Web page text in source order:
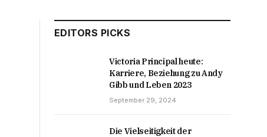
EDITORS PICKS
Victoria Principal heute:
Karriere, Beziehung zu Andy
Gibb und Leben 2023
September 29, 2024
Die Vielseitigkeit der